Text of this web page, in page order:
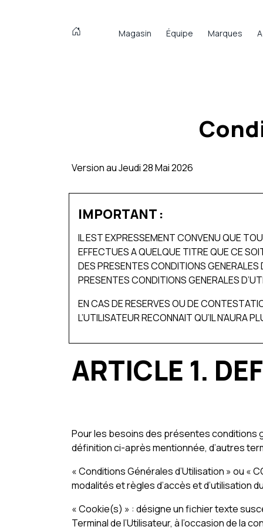
Magasin Équipe Marques
Version au Jeudi 28 Mai 2026
IMPORTANT :
IL EST EXPRESSEMENT CONVENU QUE
EFFECTUES A QUELQUE TITRE QUE CE
DES PRESENTES CONDITIONS
PRESENTES CONDITIONS GENERALES
EN CAS DE RESERVES OU DE
L’UTILISATEUR RECONNAIT QU’IL N’AURA
ARTICLE 1.
Pour les besoins des présentes conditions
définition ci-après mentionnée, d’autres
« Conditions Générales d’Utilisation » ou «
modalités et règles d’accès et d’utilisation
« Cookie(s) » : désigne un fichier texte
Terminal de l’Utilisateur, à l’occasion de la